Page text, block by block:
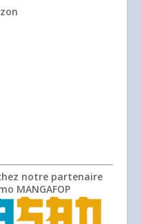
notre partenaire
MANGAFOP